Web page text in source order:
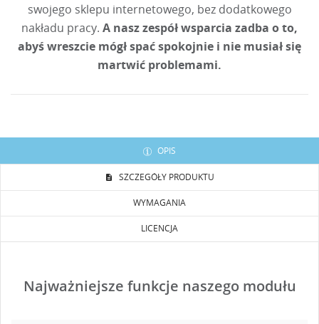
swojego sklepu internetowego, bez dodatkowego
nakładu pracy. A nasz zespół wsparcia zadba o to,
abyś wreszcie mógł spać spokojnie i nie musiał się
martwić problemami.
OPIS
SZCZEGÓŁY PRODUKTU
WYMAGANIA
LICENCJA
Najważniejsze funkcje naszego modułu